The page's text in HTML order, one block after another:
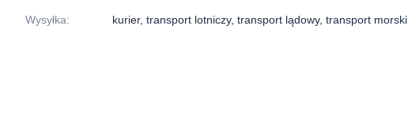
Wysyłka: kurier, transport lotniczy, transport lądowy, transport morski